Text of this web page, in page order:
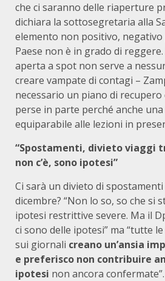
che ci saranno delle riaperture
dichiara la sottosegretaria alla
elemento non positivo, negativo
Paese non è in grado di
aperta a spot non serve a
creare vampate di contagi –
necessario un piano di
perse in parte perché anche
equiparabile alle lezioni in
“Spostamenti, divieto viaggi
non c’è, sono ipotesi”
Ci sarà un divieto di
dicembre? “Non lo so, so che si
ipotesi restrittive severe. Ma il
ci sono delle ipotesi” ma “tutte
sui giornali creano un’ansia
e preferisco non contribuire
ipotesi non ancora